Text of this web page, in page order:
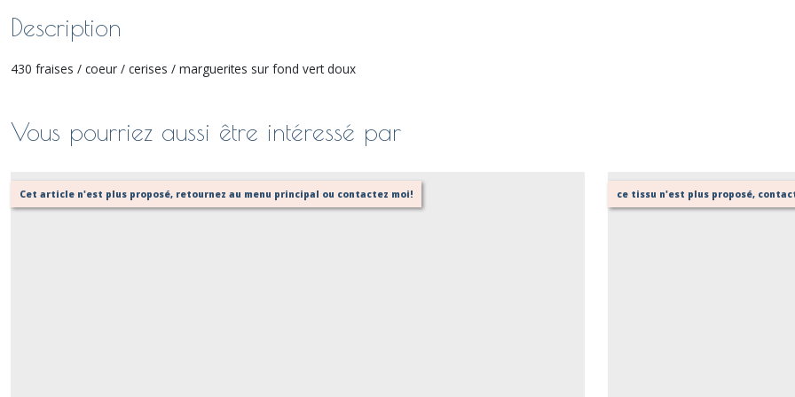
Description
430 fraises / coeur / cerises / marguerites sur fond vert doux
Vous pourriez aussi être intéressé par
Cet article n'est plus proposé, retournez au menu principal ou contactez moi! ce tissu n'est plus proposé,